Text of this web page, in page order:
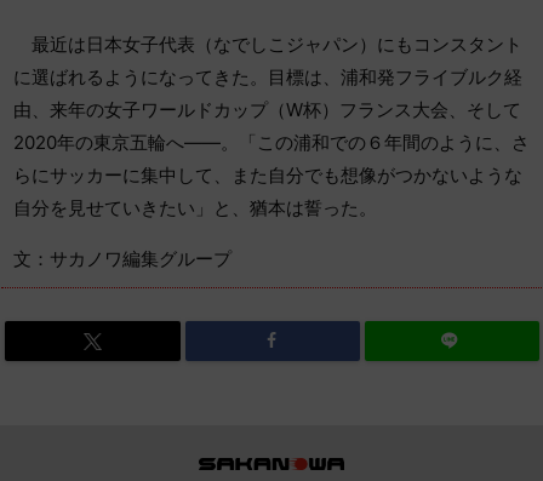
最近は日本女子代表（なでしこジャパン）にもコンスタント
に選ばれるようになってきた。目標は、浦和発フライブルク経
由、来年の女子ワールドカップ（W杯）フランス大会、そして
2020年の東京五輪へ――。「この浦和での６年間のように、さ
らにサッカーに集中して、また自分でも想像がつかないような
自分を見せていきたい」と、猶本は誓った。
文：サカノワ編集グループ